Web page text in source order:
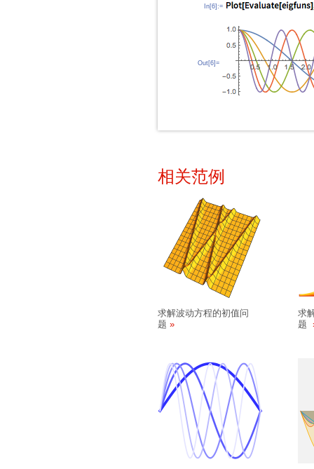
In[6]:=
Out[6]=
相关范例
求解波动方程的初值问
题
求
题